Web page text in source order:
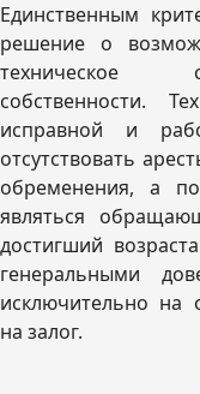
Единственным
решение о
техническое
собственности.
исправной и
отсутствовать
обременения, а
являться
достигший
генеральными
исключительно на
на залог.